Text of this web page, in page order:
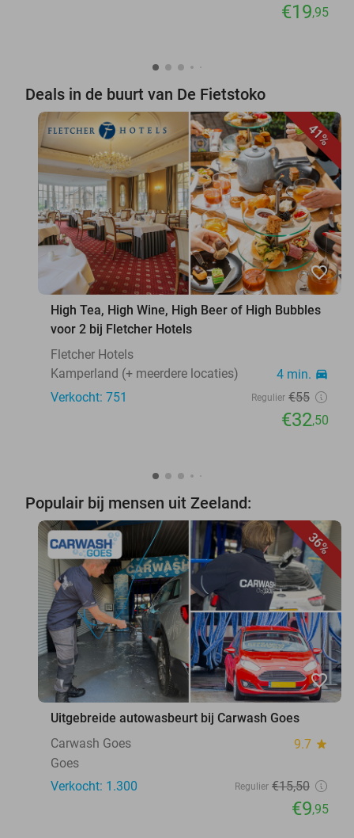
€19,95
Deals in de buurt van De Fietstoko
41%
favorite_border
High Tea, High Wine, High Beer of High Bubbles
voor 2 bij Fletcher Hotels
Fletcher Hotels
Kamperland (+ meerdere locaties)
4 min. directions_car
Verkocht: 751 Regulier €55
€32,50
Populair bij mensen uit Zeeland:
36%
favorite_border
Uitgebreide autowasbeurt bij Carwash Goes
Carwash Goes
9.7 star
Goes
Verkocht: 1.300
Regulier €15,50
€9,95